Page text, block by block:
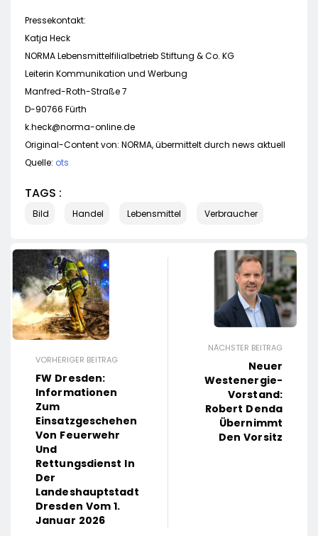
Pressekontakt:
Katja Heck
NORMA Lebensmittelfilialbetrieb Stiftung & Co. KG
Leiterin Kommunikation und Werbung
Manfred-Roth-Straße 7
D-90766 Fürth
k.heck@norma-online.de
Original-Content von: NORMA, übermittelt durch news aktuell
Quelle: ots
TAGS :
Bild Handel Lebensmittel Verbraucher
VORHERIGER BEITRAG
FW Dresden:
Informationen
Zum
Einsatzgeschehen
Von Feuerwehr
Und
Rettungsdienst In
Der
Landeshauptstadt
Dresden Vom 1.
Januar 2026
NÄCHSTER BEITRAG
Neuer
Westenergie-
Vorstand:
Robert Denda
Übernimmt
Den Vorsitz